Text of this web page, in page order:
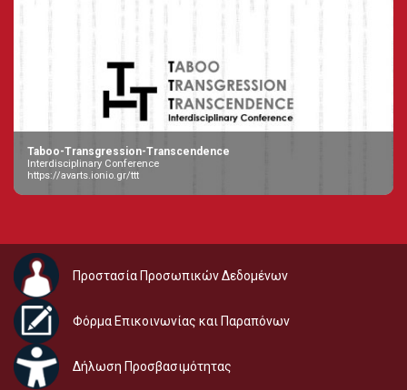
Taboo-Transgression-Transcendence
Interdisciplinary Conference
https://avarts.ionio.gr/ttt
Προστασία Προσωπικών Δεδομένων
Φόρμα Επικοινωνίας και Παραπόνων
Δήλωση Προσβασιμότητας